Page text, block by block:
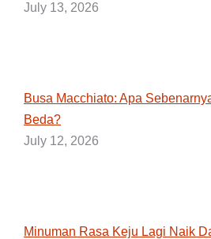
July 13, 2026
Busa Macchiato: Apa
Beda?
July 12, 2026
Minuman Rasa Keju Lagi Naik